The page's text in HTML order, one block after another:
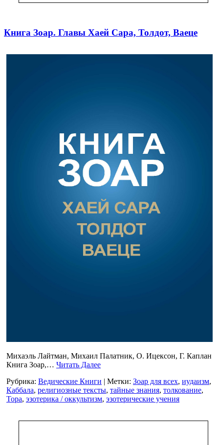
Книга Зоар. Главы Хаей Сара, Толдот, Ваеце
Михаэль Лайтман, Михаил Палатник, О. Ицексон, Г. Каплан
Книга Зоар,… Читать Далее
Рубрика: Ведические Книги | Метки: Зоар для всех, иудаизм,
Каббала, религиозные тексты, тайные знания, толкование,
Тора, эзотерика / оккультизм, эзотерические учения